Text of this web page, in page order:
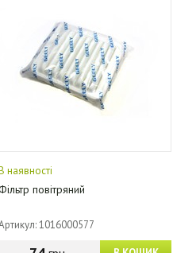
наявності
повітряний
1016000577